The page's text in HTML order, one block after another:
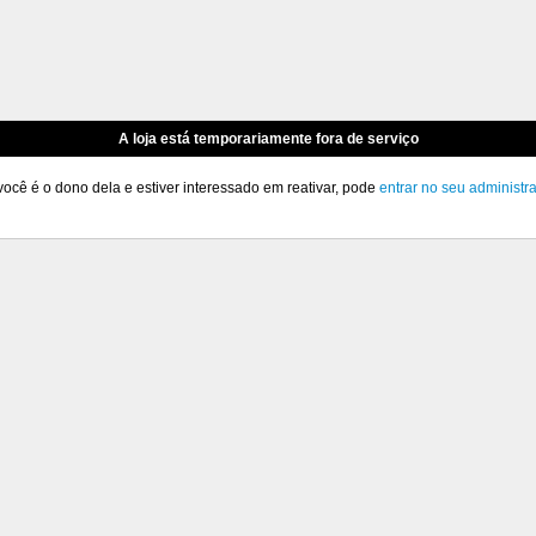
A loja está temporariamente fora de serviço
é o dono dela e estiver interessado em reativar, pode entrar no seu